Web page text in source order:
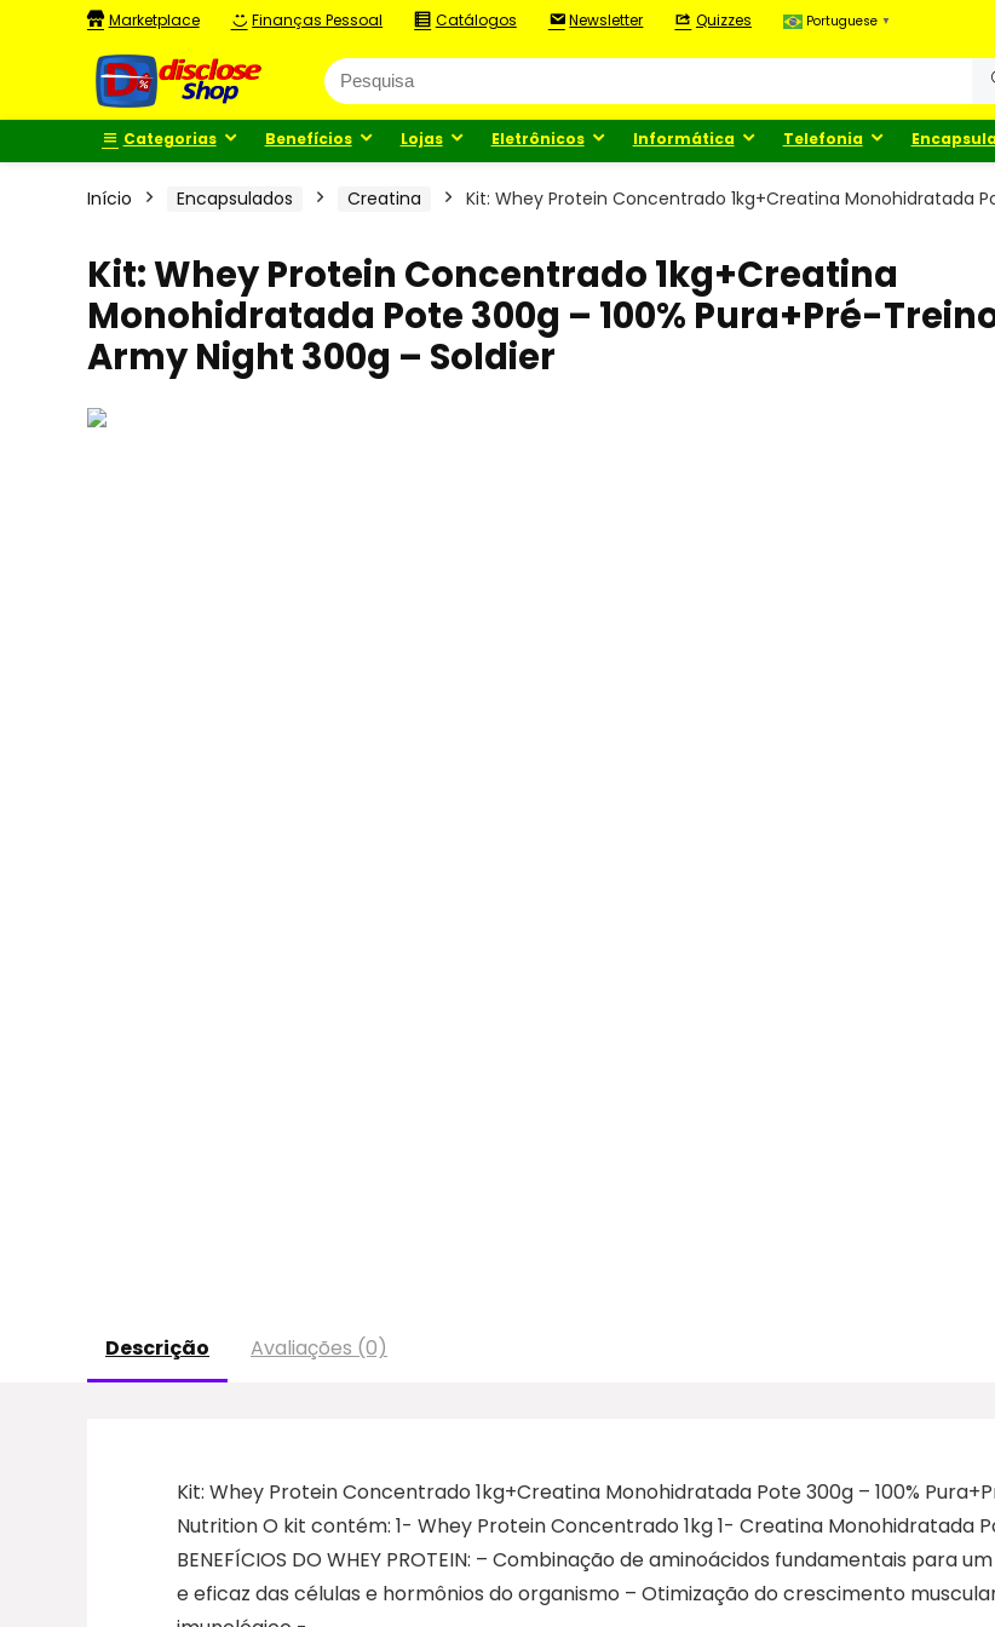
Marketplace Finanças Pessoal Catálogos Newsletter Quizzes Portuguese ▼
Categorias Benefícios Lojas Eletrônicos Informática Telefonia
Início Encapsulados Creatina Kit: Whey Protein Concentrado 1kg+Creatina Monohidratada
Kit: Whey Protein Concentrado 1kg+Creatina
Monohidratada Pote 300g – 100% Pura+Pré-
Army Night 300g – Soldier
Descrição Avaliações (0)
Kit: Whey Protein Concentrado 1kg+Creatina Monohidratada Pote 300g – 100%
Nutrition O kit contém: 1- Whey Protein Concentrado 1kg 1- Creatina Monohidratada
BENEFÍCIOS DO WHEY PROTEIN: – Combinação de aminoácidos fundamentais para
e eficaz das células e hormônios do organismo – Otimização do crescimento